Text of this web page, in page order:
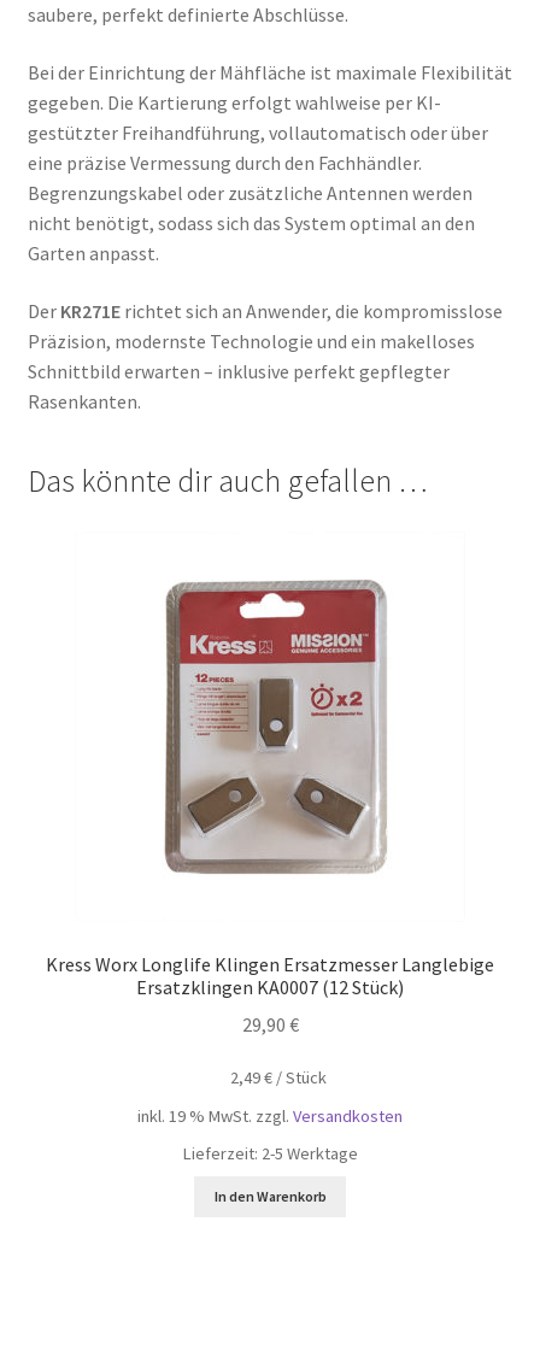
saubere, perfekt definierte Abschlüsse.
Bei der Einrichtung der Mähfläche ist maximale Flexibilität
gegeben. Die Kartierung erfolgt wahlweise per KI-
gestützter Freihandführung, vollautomatisch oder über
eine präzise Vermessung durch den Fachhändler.
Begrenzungskabel oder zusätzliche Antennen werden
nicht benötigt, sodass sich das System optimal an den
Garten anpasst.
Der KR271Erichtet sich an Anwender, die kompromisslose
Präzision, modernste Technologie und ein makelloses
Schnittbild erwarten – inklusive perfekt gepflegter
Rasenkanten.
Das könnte dir auch gefallen …
Kress Worx Longlife Klingen Ersatzmesser Langlebige
Ersatzklingen KA0007 (12 Stück)
29,90 €
2,49€ /Stück
inkl. 19 % MwSt. zzgl. Versandkosten
Lieferzeit: 2-5 Werktage
In den Warenkorb